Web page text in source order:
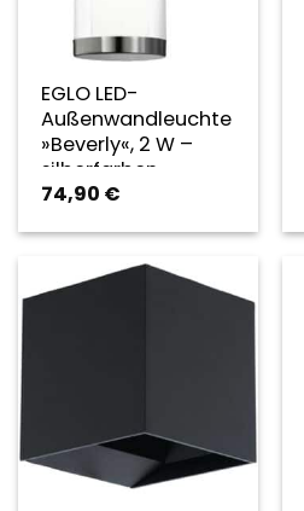
EGLO LED-
Außenwandleuchte
»Beverly«, 2 W –
silberfarben
74,90 €